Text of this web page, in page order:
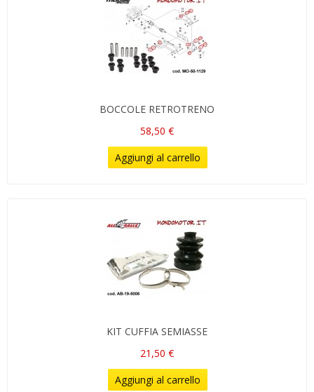
BOCCOLE RETROTRENO
58,50 €
Aggiungi al carrello
KIT CUFFIA SEMIASSE
21,50 €
Aggiungi al carrello